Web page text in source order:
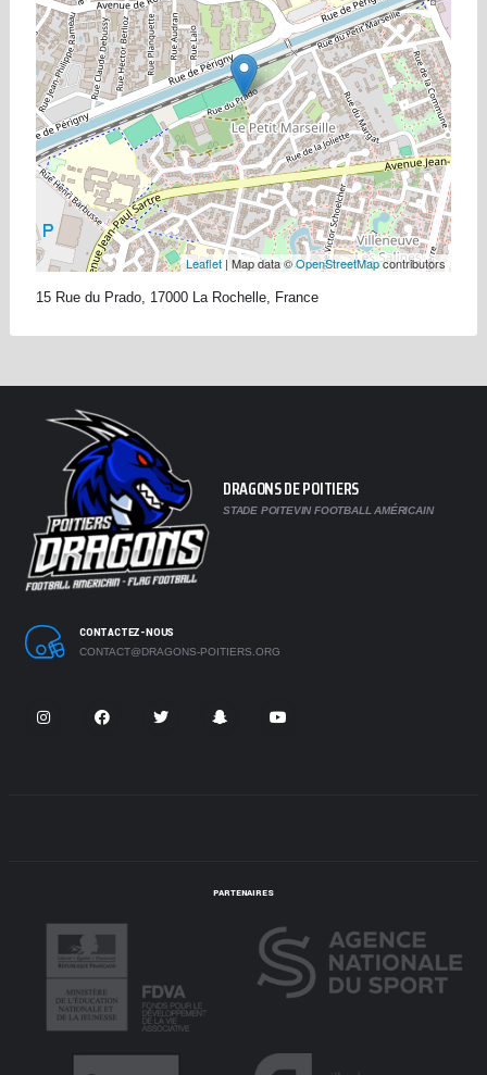
Leaflet | Map data ©OpenStreetMapcontributors
15 Rue du Prado, 17000 La Rochelle, France
DRAGONS DE POITIERS
STADE POITEVIN FOOTBALL AMÉRICAIN
CONTACTEZ-NOUS
CONTACT@DRAGONS-POITIERS.ORG
PARTENAIRES